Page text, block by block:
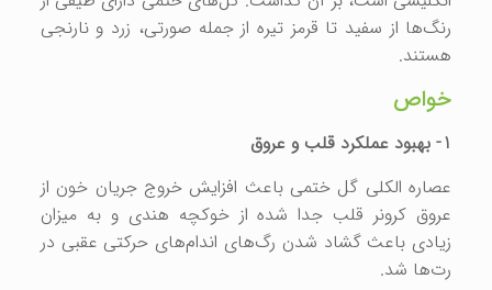
رنگ‌ها از سفید تا قرمز تیره از جمله صورتی، زرد و نارنجی
هستند.
خواص
1- بهبود عملکرد قلب و عروق
عصاره الکلی گل ختمی باعث افزایش خروج جریان خون از
عروق کرونر قلب جدا شده از خوکچه هندی و به میزان
زیادی باعث گشاد شدن رگ‌های اندام‌های حرکتی عقبی در
رت‌ها شد.